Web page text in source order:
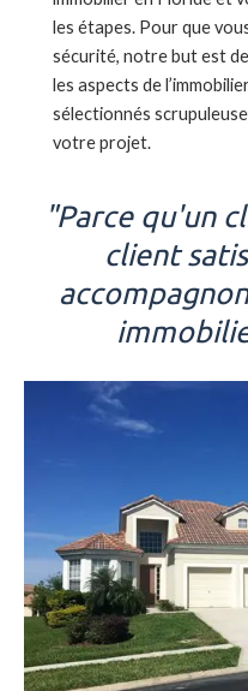
les étapes. Pour que
sécurité, notre but est
les aspects de
sélectionnés
votre projet.
"Parce qu'un
client